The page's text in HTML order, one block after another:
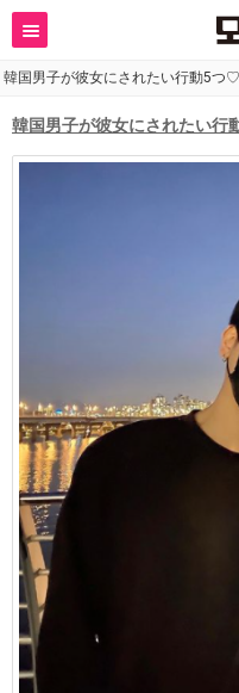
韓国男子が彼女にされたい行動5つ♡
韓国男子が彼女にされたい行